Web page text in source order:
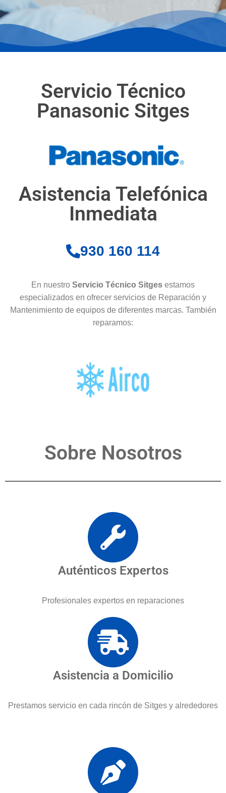
Servicio Técnico
Panasonic Sitges
Asistencia Telefónica
Inmediata
930 160 114
En nuestro Servicio Técnico Sitges estamos
especializados en ofrecer servicios de Reparación y
Mantenimiento de equipos de diferentes marcas. También
reparamos:
Sobre Nosotros
Auténticos Expertos
Profesionales expertos en reparaciones
Asistencia a Domicilio
Prestamos servicio en cada rincón de Sitges y alrededores